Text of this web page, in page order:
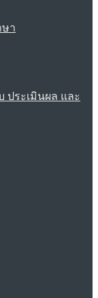
ษา
ประเมินผล และ